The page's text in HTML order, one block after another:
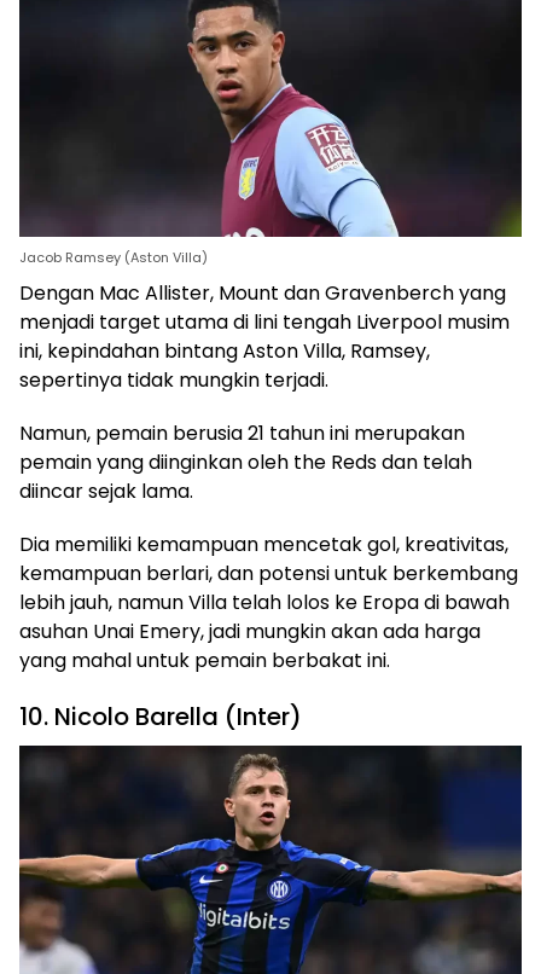
Jacob Ramsey (Aston Villa)
Dengan Mac Allister, Mount dan Gravenberch yang
menjadi target utama di lini tengah Liverpool musim
ini, kepindahan bintang Aston Villa, Ramsey,
sepertinya tidak mungkin terjadi.
Namun, pemain berusia 21 tahun ini merupakan
pemain yang diinginkan oleh the Reds dan telah
diincar sejak lama.
Dia memiliki kemampuan mencetak gol, kreativitas,
kemampuan berlari, dan potensi untuk berkembang
lebih jauh, namun Villa telah lolos ke Eropa di bawah
asuhan Unai Emery, jadi mungkin akan ada harga
yang mahal untuk pemain berbakat ini.
10. Nicolo Barella (Inter)